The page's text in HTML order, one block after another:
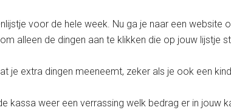
voor de hele week. Nu ga je naar een website
alleen de dingen aan te klikken die op jouw lijstje
je extra dingen meeneemt, zeker als je ook een
kassa weer een verrassing welk bedrag er in jouw